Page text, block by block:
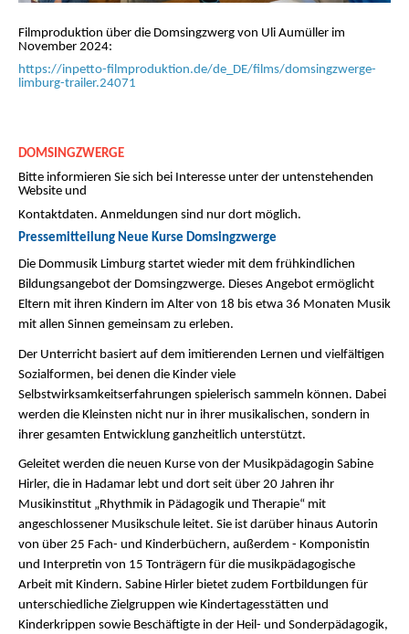
Filmproduktion über die Domsingzwerg von Uli Aumüller im
November 2024:
https://inpetto-filmproduktion.de/de_DE/films/domsingzwerge-
limburg-trailer.24071
DOMSINGZWERGE
Bitte informieren Sie sich bei Interesse unter der untenstehenden
Website und
Kontaktdaten. Anmeldungen sind nur dort möglich.
Pressemitteilung Neue Kurse Domsingzwerge
Die Dommusik Limburg startet wieder mit dem frühkindlichen
Bildungsangebot der Domsingzwerge. Dieses Angebot ermöglicht
Eltern mit ihren Kindern im Alter von 18 bis etwa 36 Monaten Musik
mit allen Sinnen gemeinsam zu erleben.
Der Unterricht basiert auf dem imitierenden Lernen und vielfältigen
Sozialformen, bei denen die Kinder viele
Selbstwirksamkeitserfahrungen spielerisch sammeln können. Dabei
werden die Kleinsten nicht nur in ihrer musikalischen, sondern in
ihrer gesamten Entwicklung ganzheitlich unterstützt.
Geleitet werden die neuen Kurse von der Musikpädagogin Sabine
Hirler, die in Hadamar lebt und dort seit über 20 Jahren ihr
Musikinstitut „Rhythmik in Pädagogik und Therapie“ mit
angeschlossener Musikschule leitet. Sie ist darüber hinaus Autorin
von über 25 Fach- und Kinderbüchern, außerdem - Komponistin
und Interpretin von 15 Tonträgern für die musikpädagogische
Arbeit mit Kindern. Sabine Hirler bietet zudem Fortbildungen für
unterschiedliche Zielgruppen wie Kindertagesstätten und
Kinderkrippen sowie Beschäftigte in der Heil- und Sonderpädagogik,